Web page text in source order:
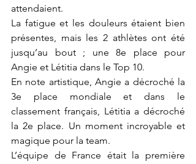
attendaient.
La fatigue et les douleurs étaient bien
présentes, mais les 2 athlètes ont été
jusqu’au bout ; une 8e place pour
Angie et Létitia dans le Top 10.
En note artistique, Angie a décroché la
3e place mondiale et dans le
classement français, Létitia a décroché
la 2e place. Un moment incroyable et
magique pour la team.
L’équipe de France était la première